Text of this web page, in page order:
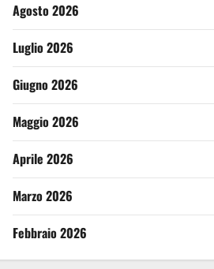
Agosto 2026
Luglio 2026
Giugno 2026
Maggio 2026
Aprile 2026
Marzo 2026
Febbraio 2026